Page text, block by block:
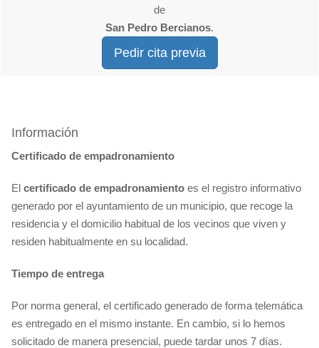
de
San Pedro Bercianos.
Pedir cita previa
Información
Certificado de empadronamiento
El certificado de empadronamiento es el registro informativo
generado por el ayuntamiento de un municipio, que recoge la
residencia y el domicilio habitual de los vecinos que viven y
residen habitualmente en su localidad.
Tiempo de entrega
Por norma general, el certificado generado de forma telemática
es entregado en el mismo instante. En cambio, si lo hemos
solicitado de manera presencial, puede tardar unos 7 días.